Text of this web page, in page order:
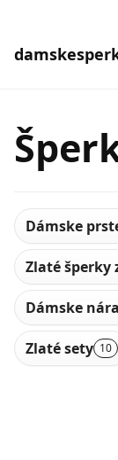
Dámske
Zlaté šperky
Dámske
Zlaté sety 10